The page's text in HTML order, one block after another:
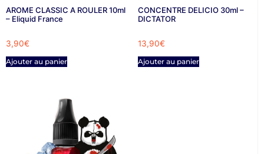
AROME CLASSIC A ROULER 10ml
– Eliquid France
3,90€
Ajouter au panier
CONCENTRE DELICIO 30ml –
DICTATOR
13,90€
Ajouter au panier